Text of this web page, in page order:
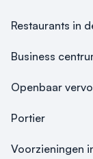
Healthy
Restaurants in
Business
Openbaar
Portier
Voorzieningen